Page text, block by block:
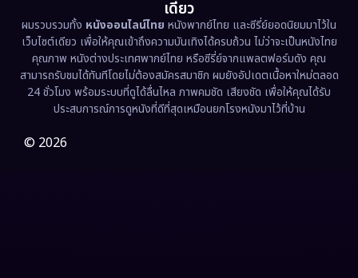
Fantasy จินตนาการ (338)
Fiction (9)
Film (57)
Gothic
เดียว
ผมรวบรวมทั้ง หนังออนไลน์ไทย หนังพากย์ไทย และซีรี่ย์ยอดนิยมมาไว้ใน
เว็บไซต์เดียว เพื่อให้คุณเข้าถึงความบันเทิงได้ครบถ้วน ไม่ว่าจะเป็นหนังไทย
คุณภาพ หนังต่างประเทศพากย์ไทย หรือซีรี่ย์จากแพลตฟอร์มดัง คุณ
สามารถรับชมได้ทันทีโดยไม่ต้องสมัครสมาชิก ผมยังอัปเดตเนื้อหาใหม่ตลอด
24 ชั่วโมง พร้อมระบบที่ดูได้ลื่นไหล ภาพคมชัด เสียงชัด เพื่อให้คุณได้รับ
ประสบการณ์การดูหนังที่ดีที่สุดเหมือนยกโรงหนังมาไว้ที่บ้าน
© 2026